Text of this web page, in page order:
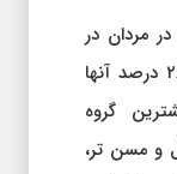
مردان در
گروه سنی ۴۵ تا ۵۴ سال و حدود ۲۶ درصد آنها
گروه
در گروه سنی ۷۵ سال و مسن تر،